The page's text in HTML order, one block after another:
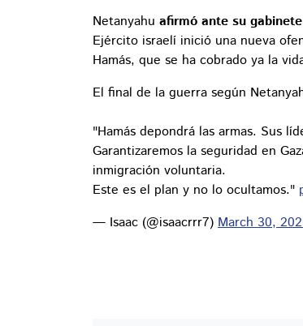
Netanyahu afirmó ante su
Ejército israelí inició una nueva
Hamás, que se ha cobrado ya la
El final de la guerra según
"Hamás depondrá las armas. Sus
Garantizaremos la seguridad en
inmigración voluntaria.
Este es el plan y no lo ocultamos."
— Isaac (@isaacrrr7) March 30,